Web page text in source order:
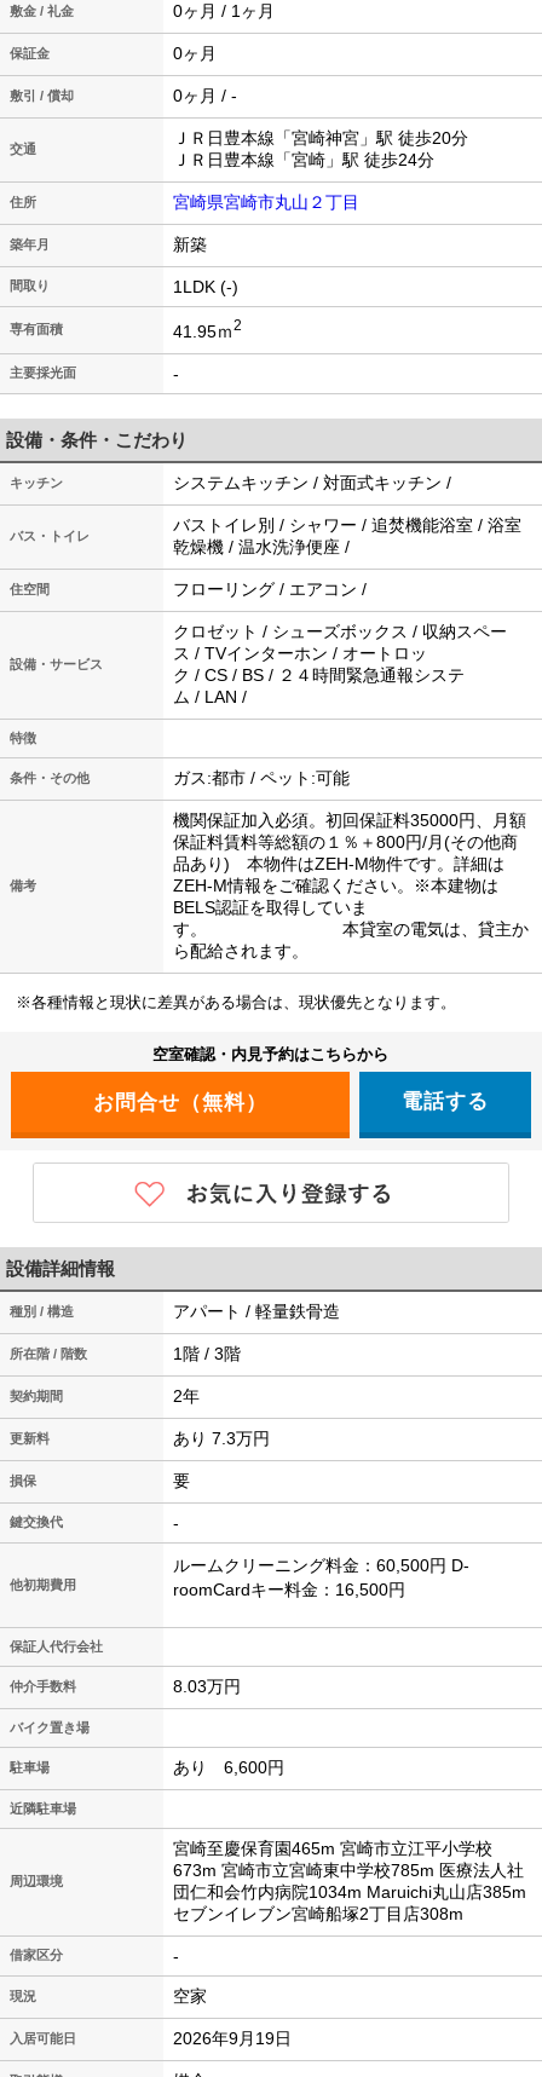
敷金 / 礼金 0ヶ月 / 1ヶ月
保証金 0ヶ月
敷引 / 償却 0ヶ月 / -
交通
ＪＲ日豊本線「宮崎神宮」駅 徒歩20分
ＪＲ日豊本線「宮崎」駅 徒歩24分
住所 宮崎県宮崎市丸山２丁目
築年月 新築
間取り 1LDK (-)
専有面積 41.95ｍ2
主要採光面 -
設備・条件・こだわり
キッチン システムキッチン / 対面式キッチン /
バス・トイレ
バストイレ別 / シャワー / 追焚機能浴室 / 浴室
乾燥機 / 温水洗浄便座 /
住空間 フローリング / エアコン /
設備・サービス
クロゼット / シューズボックス / 収納スペー
ス / TVインターホン / オートロッ
ク / CS / BS / ２４時間緊急通報システ
ム / LAN /
特徴
条件・その他 ガス:都市 / ペット:可能
備考
機関保証加入必須。初回保証料35000円、月額
保証料賃料等総額の１％＋800円/月(その他商
品あり) 本物件はZEH-M物件です。詳細は
ZEH-M情報をご確認ください。※本建物は
BELS認証を取得していま
す。 本貸室の電気は、貸主か
ら配給されます。
※各種情報と現状に差異がある場合は、現状優先となります。
空室確認・内見予約はこちらから
電話する
設備詳細情報
種別 / 構造 アパート / 軽量鉄骨造
所在階 / 階数 1階 / 3階
契約期間 2年
更新料 あり 7.3万円
損保 要
鍵交換代 -
他初期費用
ルームクリーニング料金：60,500円 D-
roomCardキー料金：16,500円
保証人代行会社
仲介手数料 8.03万円
バイク置き場
駐車場 あり 6,600円
近隣駐車場
周辺環境
宮崎至慶保育園465m 宮崎市立江平小学校
673m 宮崎市立宮崎東中学校785m 医療法人社
団仁和会竹内病院1034m Maruichi丸山店385m
セブンイレブン宮崎船塚2丁目店308m
借家区分 -
現況 空家
入居可能日 2026年9月19日